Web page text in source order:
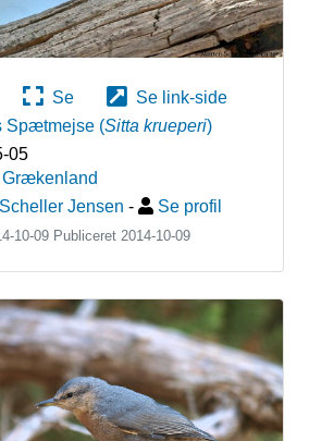
Se
Se link-side
Spætmejse (Sitta krueperi)
05
Grækenland
Jensen - Se profil
10-09 Publiceret 2014-10-09